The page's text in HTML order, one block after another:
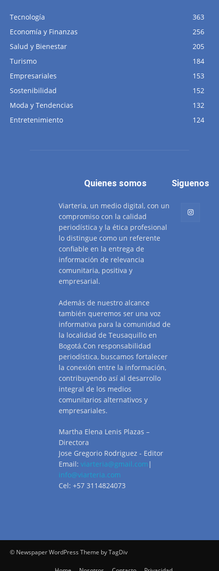
Tecnología
363
Economía y Finanzas
256
Salud y Bienestar
205
Turismo
184
Empresariales
153
Sostenibilidad
152
Moda y Tendencias
132
Entretenimiento
124
Quienes somos
Viarteria, un medio digital, con un
compromiso con la calidad
periodística y la ética profesional
lo distingue como un referente
confiable en la entrega de
información de relevancia
comunitaria, positiva y
empresarial.
Además de nuestro alcance
también queremos ser una voz
informativa para la comunidad de
la localidad de Teusaquillo en
Bogotá.Con responsabilidad
periodística, buscamos fortalecer
la conexión entre la información,
contribuyendo así al desarrollo
integral de los medios
comunitarios alternativos y
empresariales.
Martha Elena Lenis Plazas –
Directora
Jose Gregorio Rodriguez - Editor
Email: viarteria@gmail.com |
info@viarteria.com
Cel: +57 3114824073
Siguenos
© Newspaper WordPress Theme by TagDiv